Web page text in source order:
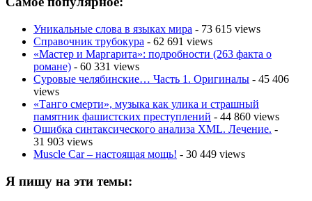
Уникальные слова в языках мира - 73 615 views
Справочник трубокура - 62 691 views
«Мастер и Маргарита»: подробности (263 факта о
романе) - 60 331 views
Суровые челябинские… Часть 1. Оригиналы - 45 406
views
«Танго смерти», музыка как улика и страшный
памятник фашистских преступлений - 44 860 views
Ошибка синтаксического анализа XML. Лечение. -
31 903 views
Muscle Car – настоящая мощь! - 30 449 views
Я пишу на эти темы: